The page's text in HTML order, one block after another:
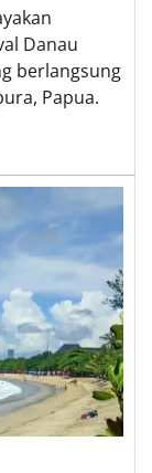
Danau
berlangsung
Papua.